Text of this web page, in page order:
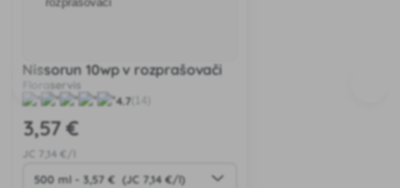
Nissorun 10wp v rozprašovači
Floraservis
4.7
3,57 €
,14 €/l